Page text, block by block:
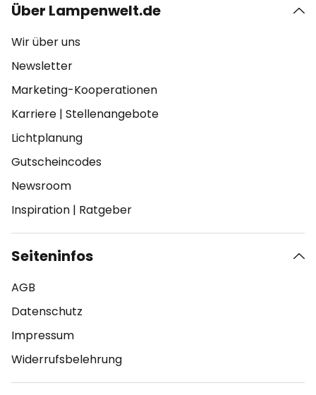
Über Lampenwelt.de
Wir über uns
Newsletter
Marketing-Kooperationen
Karriere | Stellenangebote
Lichtplanung
Gutscheincodes
Newsroom
Inspiration | Ratgeber
Seiteninfos
AGB
Datenschutz
Impressum
Widerrufsbelehrung